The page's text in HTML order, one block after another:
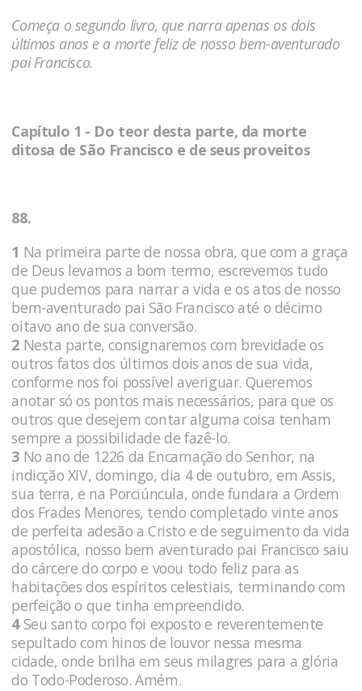
Começa o segundo livro, que narra apenas os dois
últimos anos e a morte feliz de nosso bem-aventurado
pai Francisco.
Capítulo 1 - Do teor desta parte, da morte
ditosa de São Francisco e de seus proveitos
88.
1 Na primeira parte de nossa obra, que com a graça
de Deus levamos a bom termo, escrevemos tudo
que pudemos para narrar a vida e os atos de nosso
bem-aventurado pai São Francisco até o décimo
oitavo ano de sua conversão.
2 Nesta parte, consignaremos com brevidade os
outros fatos dos últimos dois anos de sua vida,
conforme nos foi possível averiguar. Queremos
anotar só os pontos mais necessários, para que os
outros que desejem contar alguma coisa tenham
sempre a possibilidade de fazê-lo.
3 No ano de 1226 da Encarnação do Senhor, na
indicção XIV, domingo, dia 4 de outubro, em Assis,
sua terra, e na Porciúncula, onde fundara a Ordem
dos Frades Menores, tendo completado vinte anos
de perfeita adesão a Cristo e de seguimento da vida
apostólica, nosso bem aventurado pai Francisco saiu
do cárcere do corpo e voou todo feliz para as
habitações dos espíritos celestiais, terminando com
perfeição o que tinha empreendido.
4Seu santo corpo foi exposto e reverentemente
sepultado com hinos de louvor nessa mesma
cidade, onde brilha em seus milagres para a glória
do Todo-Poderoso. Amém.